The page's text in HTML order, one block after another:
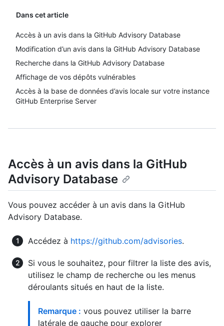
Dans cet article
Accès à un avis dans la GitHub Advisory Database
Modification d’un avis dans la GitHub Advisory Database
Recherche dans la GitHub Advisory Database
Affichage de vos dépôts vulnérables
Accès à la base de données d’avis locale sur votre instance
GitHub Enterprise Server
Accès à un avis dans la GitHub
Advisory Database
Vous pouvez accéder à un avis dans la GitHub
Advisory Database.
Accédez à https://github.com/advisories.
Si vous le souhaitez, pour filtrer la liste des avis,
utilisez le champ de recherche ou les menus
déroulants situés en haut de la liste.
Remarque : vous pouvez utiliser la barre
latérale de gauche pour explorer